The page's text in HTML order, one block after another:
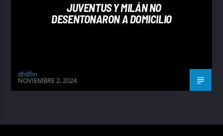
JUVENTUS Y MILÁN NO
DESENTONARON A DOMICILIO
dh8fm
NOVIEMBRE 2, 2024